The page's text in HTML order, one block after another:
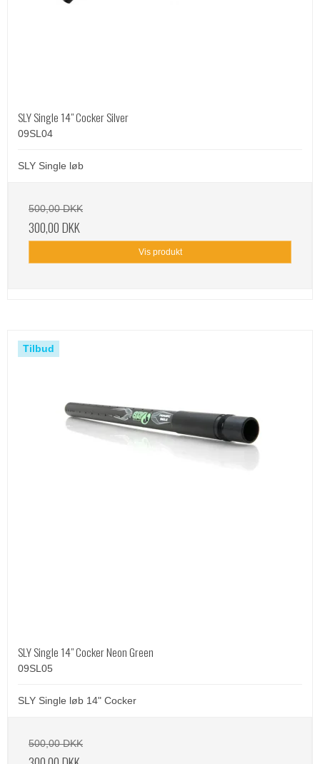
SLY Single 14" Cocker Silver
09SL04
SLY Single løb
500,00 DKK
300,00 DKK
Vis produkt
Tilbud
SLY Single 14" Cocker Neon Green
09SL05
SLY Single løb 14" Cocker
500,00 DKK